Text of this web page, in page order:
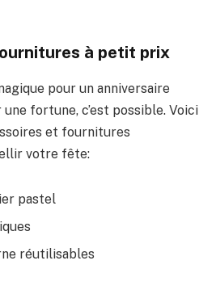
à petit prix
pour un anniversaire
fortune, c’est possible. Voici
et fournitures
votre fête:
pastel
réutilisables